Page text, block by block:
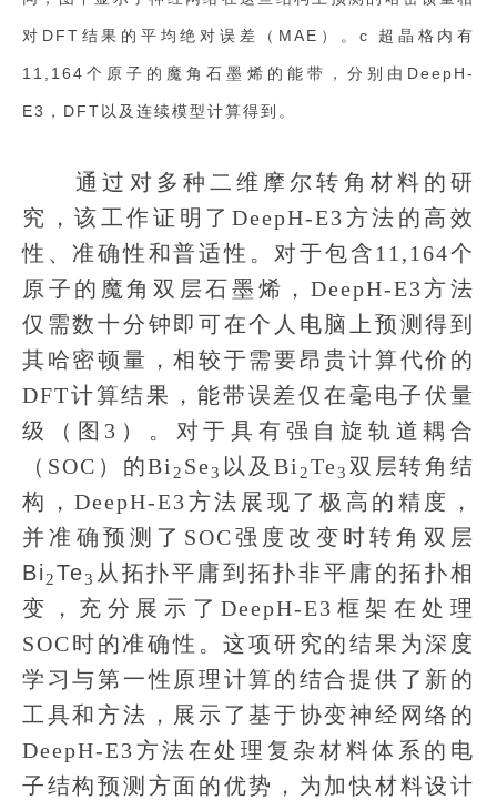
对DFT结果的平均绝对误差（MAE）。c 超晶格内有
11,164个原子的魔角石墨烯的能带，分别由DeepH-
E3，DFT以及连续模型计算得到。
通过对多种二维摩尔转角材料的研
究，该工作证明了DeepH-E3方法的高效
性、准确性和普适性。对于包含11,164个
原子的魔角双层石墨烯，DeepH-E3方法
仅需数十分钟即可在个人电脑上预测得到
其哈密顿量，相较于需要昂贵计算代价的
DFT计算结果，能带误差仅在毫电子伏量
级（图3）。对于具有强自旋轨道耦合
（SOC）的Bi 2 Se3 以及Bi 2Te3 双层转角结
构，DeepH-E3方法展现了极高的精度，
并准确预测了SOC强度改变时转角双层
Bi 2Te3 从拓扑平庸到拓扑非平庸的拓扑相
变，充分展示了DeepH-E3框架在处理
SOC时的准确性。这项研究的结果为深度
学习与第一性原理计算的结合提供了新的
工具和方法，展示了基于协变神经网络的
DeepH-E3方法在处理复杂材料体系的电
子结构预测方面的优势，为加快材料设计